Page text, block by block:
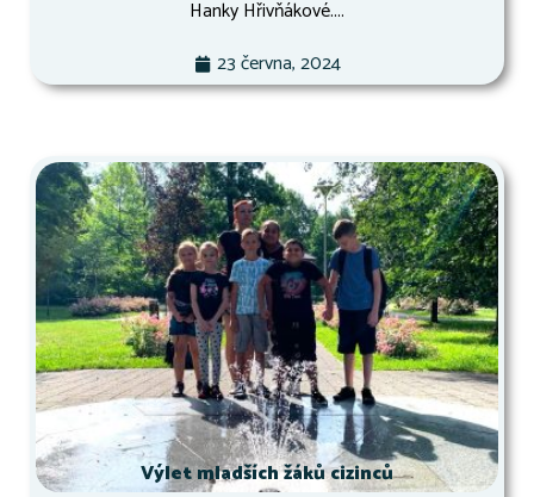
Hanky Hřivňákové....
23 června, 2024
Výlet mladších žáků cizinců